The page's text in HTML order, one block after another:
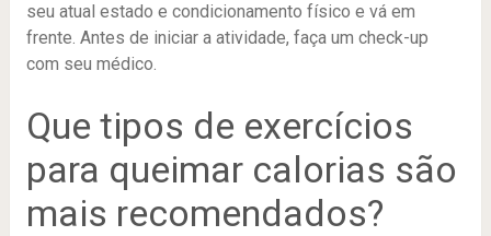
seu atual estado e condicionamento físico e vá em
frente. Antes de iniciar a atividade, faça um check-up
com seu médico.
Que tipos de exercícios
para queimar calorias são
mais recomendados?